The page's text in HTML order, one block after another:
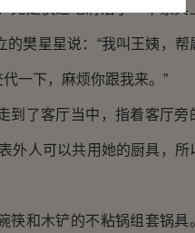
是快速地清洁了一下家具
樊星星说：“我叫王姨，帮
一下，麻烦你跟我来。”
了客厅当中，指着客厅旁
外人可以共用她的厨具，所
和木铲的不粘锅组套锅具